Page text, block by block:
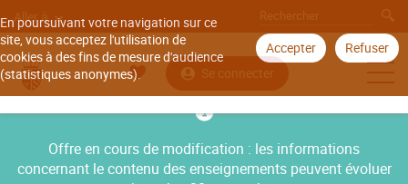
En poursuivant votre navigation sur ce
site, vous acceptez l'utilisation de
cookies à des fins de mesure d'audience
(statistiques anonymes).
Accepter Refuser
Aller à
Se connecter
Offre en cours de modification : les informations
concernant le contenu des enseignements peuvent évoluer